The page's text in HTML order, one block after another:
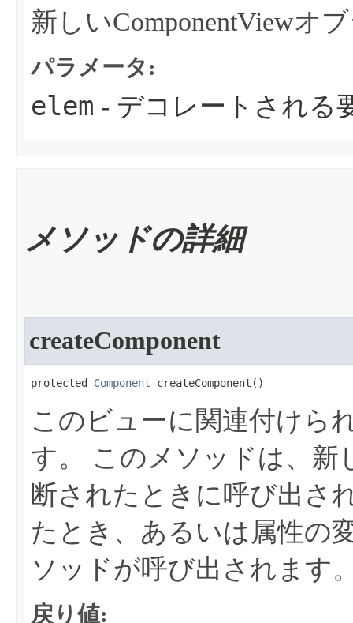
新しいComponentViewオ
パラメータ:
elem - デコレートされる
メソッドの詳細
createComponent
protected Component createComponent​()
このビューに関連付けら
す。
このメソッドは、新
断されたときに呼び出さ
たとき、あるいは属性の
ソッドが呼び出されます
戻り値: